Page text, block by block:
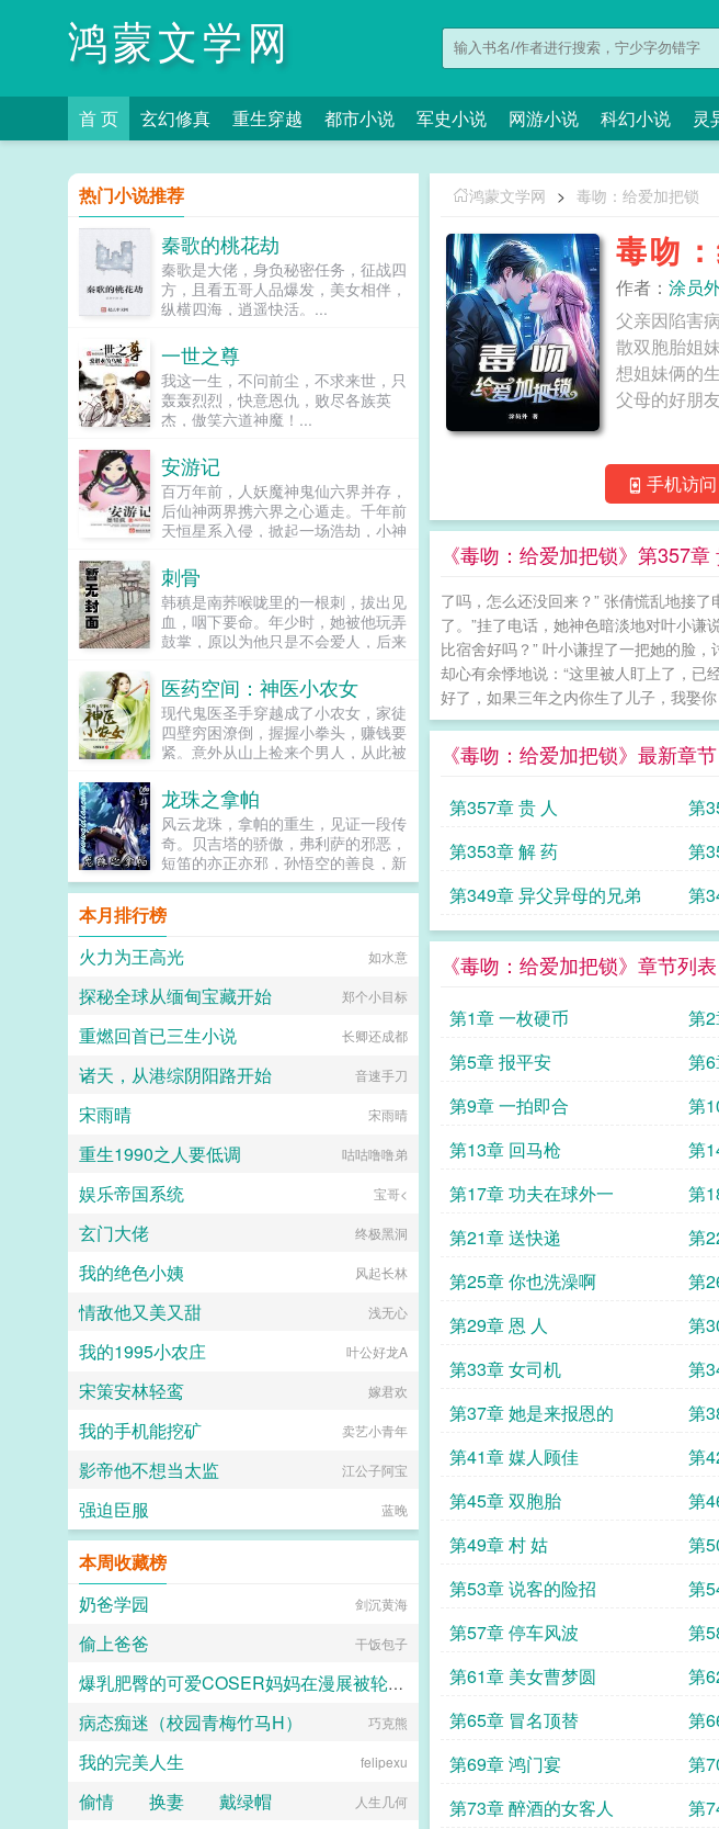
鸿蒙文学网
首 页 玄幻修真 重生穿越 都市小说 军史小说 网游小说 科幻小说 灵
鸿蒙文学网 > 毒吻：给爱加把锁
毒吻
作者： 涂员
父亲因陷害
散双胞胎姐
想姐妹俩的
手机访问
《毒吻：给爱加把锁》第357章
了吗，怎么还没回来？” 张倩慌乱地接
了。”挂了电话，她神色暗淡地对叶小谦
比宿舍好吗？” 叶小谦捏了一把她的脸
却心有余悸地说：“这里被人盯上了，已
好了，如果三年之内你生了儿子，我娶
《毒吻：给爱加把锁》最新章节
第357章 贵 人 第
第353章 解 药
第
第349章 异父异母的兄弟
第
《毒吻：给爱加把锁》章节列表
第1章 一枚硬币 第
第5章 报平安
第
第9章 一拍即合
第
第13章 回马枪
第
第17章 功夫在球外一
第
第21章 送快递
第
第25章 你也洗澡啊
第
第29章 恩 人
第
第33章 女司机
第
第37章 她是来报恩的
第
第41章 媒人顾佳
第
第45章 双胞胎
第
第49章 村 姑
第
第53章 说客的险招
第
第57章 停车风波
第
第61章 美女曹梦圆
第
第65章 冒名顶替
第
第69章 鸿门宴
第
第73章 醉酒的女客人
第
热门小说推荐
秦歌的桃花劫
秦歌是大佬，身负秘密任务，征战四
方，且看五哥人品爆发，美女相伴，
纵横四海，逍遥快活。...
一世之尊
我这一生，不问前尘，不求来世，只
轰轰烈烈，快意恩仇，败尽各族英
杰，傲笑六道神魔！...
安游记
百万年前，人妖魔神鬼仙六界并存，
后仙神两界携六界之心遁走。千年前
天恒星系入侵，掀起一场浩劫，小神
归于尽，为六界留下一线生机。五百
年后，魂魄重聚，再世为人。本以为
收几个徒弟，得一世安稳，熟料风云
再起。走六界，踏星系，遇故人，战
虫族。所谓相逢一笑泯恩仇，不过只
之下，命运蛊中，唯有胜者，才可安
游天际。...
刺骨
韩稹是南荞喉咙里的一根刺，拔出见
血，咽下要命。年少时，她被他玩弄
鼓掌，原以为他只是不会爱人，后来
他只是，不愿爱她。后来，她剥皮削
骨，失去所有，痛苦重生，变成不爱
他的模样。...
医药空间：神医小农女
现代鬼医圣手穿越成了小农女，家徒
四壁穷困潦倒，握握小拳头，赚钱要
紧。意外从山上捡来个男人，从此被
负责！某人...
龙珠之拿帕
风云龙珠，拿帕的重生，见证一段传
奇。贝吉塔的骄傲，弗利萨的邪恶，
短笛的亦正亦邪，孙悟空的善良，新
生的拿帕怎样搅出不一样的世界，更
加精彩绚丽，尽在龙珠之拿帕迦斗...
本月排行榜
火力为王高光
如水意
探秘全球从缅甸宝藏开始 郑个小目标
重燃回首已三生小说 长卿还成都
诸天，从港综阴阳路开始 音速手刀
宋雨晴 宋雨晴
重生1990之人要低调 咕咕噜噜弟
娱乐帝国系统 宝哥<
玄门大佬 终极黑洞
我的绝色小姨 风起长林
情敌他又美又甜 浅无心
我的1995小农庄 叶公好龙A
宋策安林轻鸾 嫁君欢
我的手机能挖矿 卖艺小青年
影帝他不想当太监 江公子阿宝
强迫臣服 蓝晚
本周收藏榜
奶爸学园
剑沉黄海
偷上爸爸 干饭包子
爆乳肥臀的可爱COSER妈妈在漫展被轮成母猪了！（加料无绿改）
shanwuzhe
病态痴迷（校园青梅竹马H） 巧克熊
我的完美人生 felipexu
偷情 换妻 戴绿帽 人生几何